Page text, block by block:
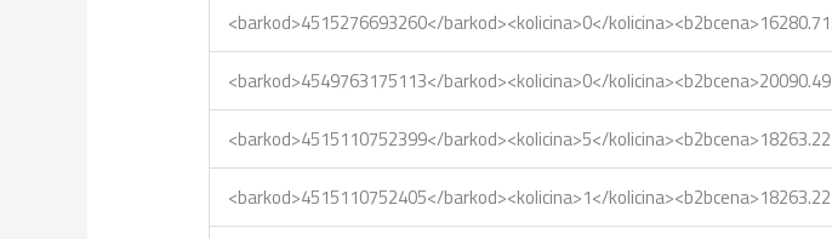
<barkod>4515276693260</barkod><kolicina>0</
<barkod>4549763175113</barkod><kolicina>0</
<barkod>4515110752399</barkod><kolicina>5</
<barkod>4515110752405</barkod><kolicina>1</